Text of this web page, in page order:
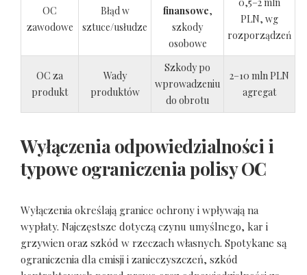
OC
zawodowe
Błąd w
sztuce/usłudze
finansowe,
szkody
osobowe
PLN, wg
rozporządzeń
OC za
produkt
Wady
produktów
Szkody po
wprowadzeniu
do obrotu
2–10 mln PLN
agregat
Wyłączenia odpowiedzialności i
typowe ograniczenia polisy OC
Wyłączenia określają granice ochrony i wpływają na
wypłaty. Najczęstsze dotyczą czynu umyślnego, kar i
grzywien oraz szkód w rzeczach własnych. Spotykane są
ograniczenia dla emisji i zanieczyszczeń, szkód